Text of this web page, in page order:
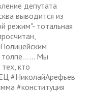
депутата
выводится из
режим"- тотальная
... Мы
кто
#НиколайАрефьев
#конституция